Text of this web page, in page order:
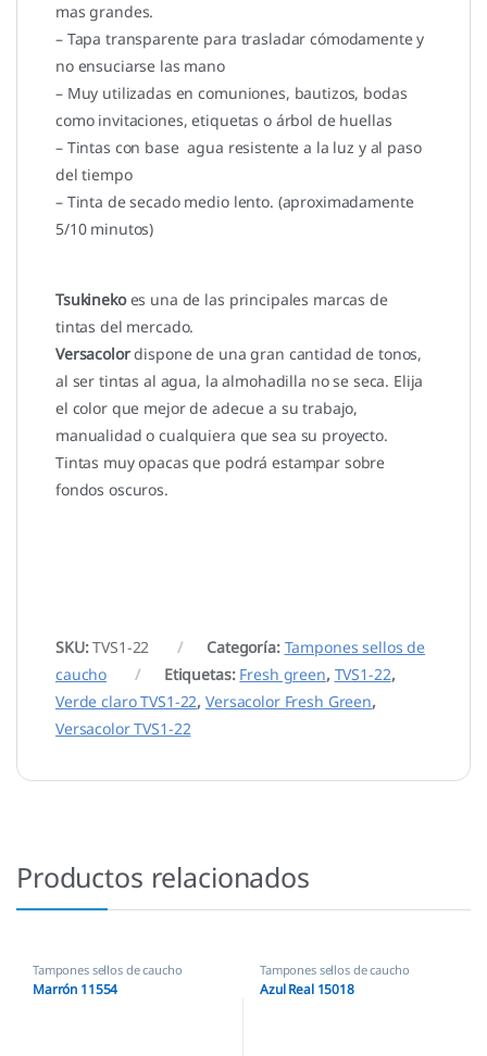
mas grandes.
– Tapa transparente para trasladar cómodamente y
no ensuciarse las mano
– Muy utilizadas en comuniones, bautizos, bodas
como invitaciones, etiquetas o árbol de huellas
– Tintas con base agua resistente a la luz y al paso
del tiempo
– Tinta de secado medio lento. (aproximadamente
5/10 minutos)
Tsukinekoes una de las principales marcas de
tintas del mercado.
Versacolordispone de una gran cantidad de tonos,
al ser tintas al agua, la almohadilla no se seca. Elija
el color que mejor de adecue a su trabajo,
manualidad o cualquiera que sea su proyecto.
Tintas muy opacas que podrá estampar sobre
fondos oscuros.
SKU:TVS1-22 Categoría: Tampones sellos de
caucho
Etiquetas: Fresh green, TVS1-22,
Verde claro TVS1-22,Versacolor Fresh Green,
Versacolor TVS1-22
Productos relacionados
Tampones sellos de caucho
Marrón 11554
Tampones sellos de caucho
Azul Real 15018